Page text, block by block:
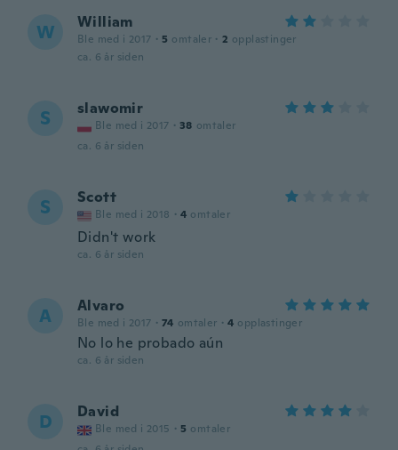
W William
Ble med i 2017 · 5 omtaler · 2 opplastinger
ca. 6 år siden
S slawomir
Ble med i 2017 · 38 omtaler
ca. 6 år siden
S Scott
Ble med i 2018 · 4 omtaler
Didn't work
ca. 6 år siden
A Alvaro
Ble med i 2017 · 74 omtaler · 4 opplastinger
No lo he probado aún
ca. 6 år siden
D David
Ble med i 2015 · 5 omtaler